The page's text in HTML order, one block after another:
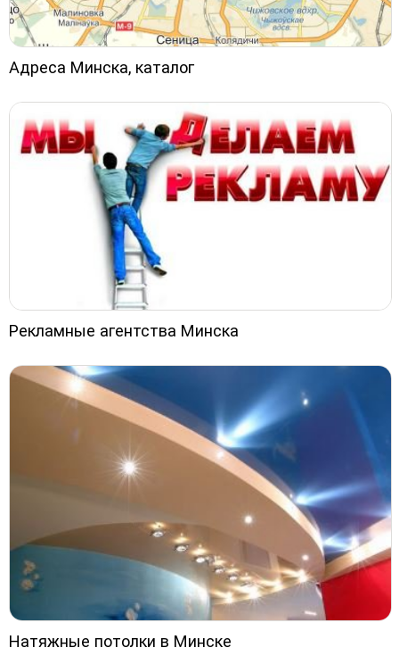
Адреса Минска, каталог
Рекламные агентства Минска
Натяжные потолки в Минске